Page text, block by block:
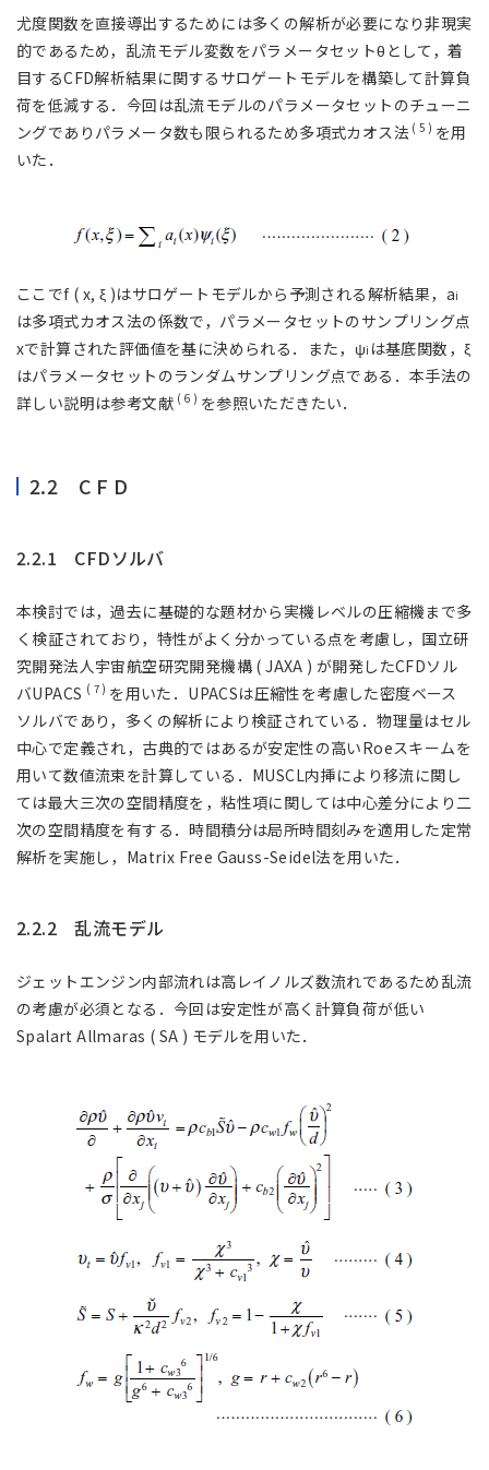
尤度関数を直接導出するためには多くの解析が必要になり非現実
的であるため，乱流モデル変数をパラメータセットθとして，着
目するCFD解析結果に関するサロゲートモデルを構築して計算負
荷を低減する．今回は乱流モデルのパラメータセットのチューニ
ングでありパラメータ数も限られるため多項式カオス法 ( 5 ) を用
いた．
ここでf ( x, ξ )はサロゲートモデルから予測される解析結果，ai
は多項式カオス法の係数で，パラメータセットのサンプリング点
xで計算された評価値を基に決められる．また，ψi は基底関数，ξ
はパラメータセットのランダムサンプリング点である．本手法の
詳しい説明は参考文献 ( 6 ) を参照いただきたい．
2.2 C F D
2.2.1 CFDソルバ
本検討では，過去に基礎的な題材から実機レベルの圧縮機まで多
く検証されており，特性がよく分かっている点を考慮し，国立研
究開発法人宇宙航空研究開発機構 ( JAXA ) が開発したCFDソル
バUPACS ( 7 ) を用いた．UPACSは圧縮性を考慮した密度ベース
ソルバであり，多くの解析により検証されている．物理量はセル
中心で定義され，古典的ではあるが安定性の高いRoeスキームを
用いて数値流束を計算している．MUSCL内挿により移流に関し
ては最大三次の空間精度を，粘性項に関しては中心差分により二
次の空間精度を有する．時間積分は局所時間刻みを適用した定常
解析を実施し，Matrix Free Gauss-Seidel法を用いた．
2.2.2 乱流モデル
ジェットエンジン内部流れは高レイノルズ数流れであるため乱流
の考慮が必須となる．今回は安定性が高く計算負荷が低い
Spalart Allmaras ( SA ) モデルを用いた．